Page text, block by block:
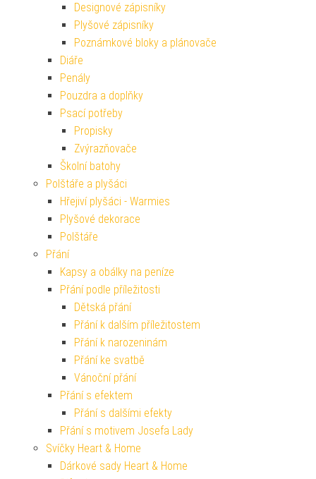
Designové zápisníky
Plyšové zápisníky
Poznámkové bloky a plánovače
Diáře
Penály
Pouzdra a doplňky
Psací potřeby
Propisky
Zvýrazňovače
Školní batohy
Polštáře a plyšáci
Hřejiví plyšáci - Warmies
Plyšové dekorace
Polštáře
Přání
Kapsy a obálky na peníze
Přání podle příležitosti
Dětská přání
Přání k dalším příležitostem
Přání k narozeninám
Přání ke svatbě
Vánoční přání
Přání s efektem
Přání s dalšími efekty
Přání s motivem Josefa Lady
Svíčky Heart & Home
Dárkové sady Heart & Home